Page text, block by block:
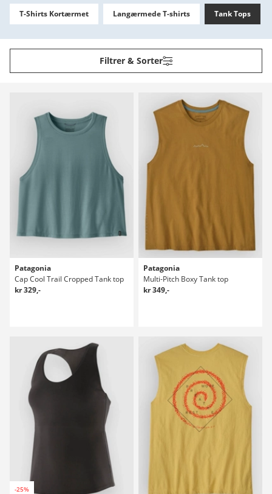
T-Shirts Kortærmet Langærmede T-shirts Tank Tops
Filtrer & Sorter
Patagonia
Cap Cool Trail Cropped Tank top
kr 329,-
Patagonia
Multi-Pitch Boxy Tank top
kr 349,-
-25%